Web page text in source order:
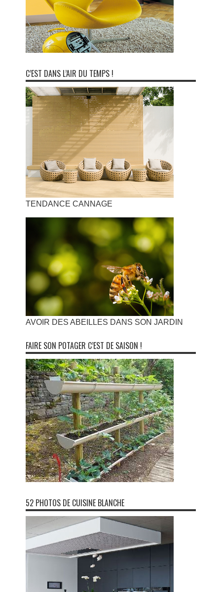
C’EST DANS L’AIR DU TEMPS !
TENDANCE CANNAGE
AVOIR DES ABEILLES DANS SON JARDIN
FAIRE SON POTAGER C’EST DE SAISON !
52 PHOTOS DE CUISINE BLANCHE